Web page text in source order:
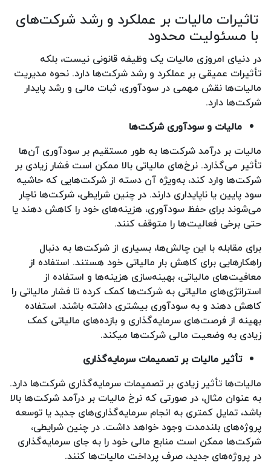
تاثیرات مالیات بر عملکرد و رشد شرکت‌های
با مسئولیت محدود
در دنیای امروزی مالیات یک وظیفه قانونی نیست، بلکه
تأثیرات عمیقی بر عملکرد و رشد شرکت‌ها دارد. نحوه مدیریت
مالیات‌ها نقش مهمی در سودآوری، ثبات مالی و رشد پایدار
شرکت‌ها دارد.
مالیات و سودآوری شرکت‌ها
مالیات بر درآمد شرکت‌ها به طور مستقیم بر سودآوری آن‌ها
تأثیر می‌گذارد. نرخ‌های مالیاتی بالا ممکن است فشار زیادی بر
شرکت‌ها وارد کند، به‌ویژه آن دسته از شرکت‌هایی که حاشیه
سود پایین یا ناپایداری دارند. در چنین شرایطی، شرکت‌ها ناچار
می‌شوند برای حفظ سودآوری، هزینه‌های خود را کاهش دهند یا
حتی برخی فعالیت‌ها را متوقف کنند.
برای مقابله با این چالش‌ها، بسیاری از شرکت‌ها به دنبال
راهکارهایی برای کاهش بار مالیاتی خود هستند. استفاده از
معافیت‌های مالیاتی، بهینه‌سازی هزینه‌ها و استفاده از
استراتژی‌های مالیاتی به شرکت‌ها کمک کرده تا فشار مالیاتی را
کاهش دهند و به سودآوری بیشتری داشته باشند. استفاده
بهینه از فرصت‌های سرمایه‌گذاری و بازده‌های مالیاتی کمک
زیادی به وضعیت مالی شرکت‌ها میکند.
تأثیر مالیات بر تصمیمات سرمایه‌گذاری
مالیات‌ها تأثیر زیادی بر تصمیمات سرمایه‌گذاری شرکت‌ها دارد.
به عنوان مثال، در صورتی که نرخ مالیات بر درآمد شرکت‌ها بالا
باشد، تمایل کمتری به انجام سرمایه‌گذاری‌های جدید یا توسعه
پروژه‌های بلندمدت وجود خواهد داشت. در چنین شرایطی،
شرکت‌ها ممکن است منابع مالی خود را به جای سرمایه‌گذاری
در پروژه‌های جدید، صرف پرداخت مالیات‌ها کنند.